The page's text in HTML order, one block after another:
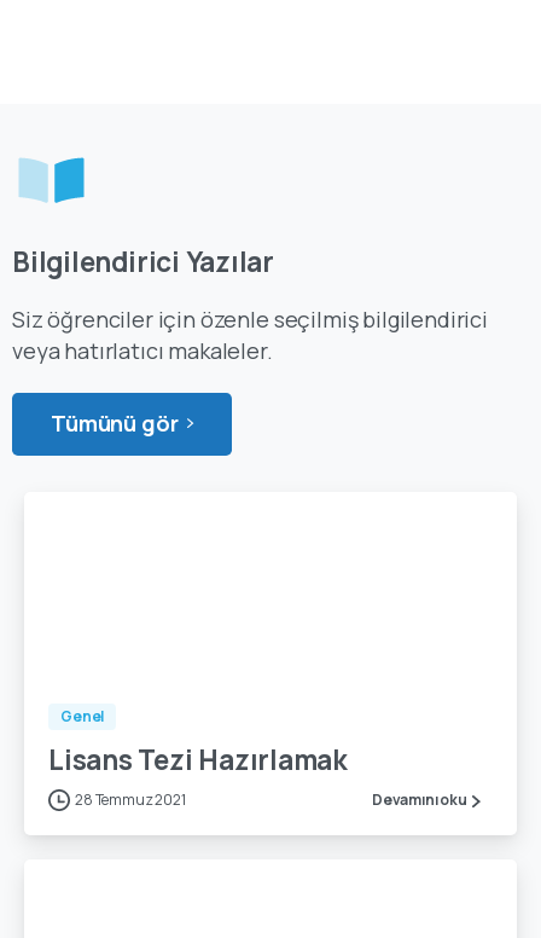
Bilgilendirici Yazılar
Siz öğrenciler için özenle seçilmiş bilgilendirici
veya hatırlatıcı makaleler.
Tümünü gör
Genel
Lisans Tezi Hazırlamak
28 Temmuz 2021 Devamını oku